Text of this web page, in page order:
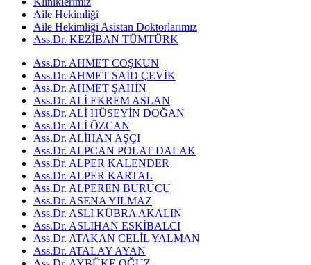
Aile Hekimliği
Aile Hekimliği Asistan Doktorlarımız
Ass.Dr. KEZİBAN TÜMTÜRK
Ass.Dr. AHMET COŞKUN
Ass.Dr. AHMET SAİD ÇEVİK
Ass.Dr. AHMET ŞAHİN
Ass.Dr. ALİ EKREM ASLAN
Ass.Dr. ALİ HÜSEYİN DOĞAN
Ass.Dr. ALİ ÖZCAN
Ass.Dr. ALİHAN AŞÇI
Ass.Dr. ALPCAN POLAT DALAK
Ass.Dr. ALPER KALENDER
Ass.Dr. ALPER KARTAL
Ass.Dr. ALPEREN BURUCU
Ass.Dr. ASENA YILMAZ
Ass.Dr. ASLI KÜBRA AKALIN
Ass.Dr. ASLIHAN ESKİBALCI
Ass.Dr. ATAKAN CELİL YALMAN
Ass.Dr. ATALAY AYAN